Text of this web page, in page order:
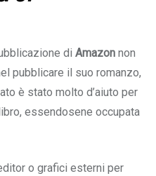
di Amazon non
pubblicare il suo romanzo,
è stato molto d’aiuto per
essendosene occupata
o grafici esterni per